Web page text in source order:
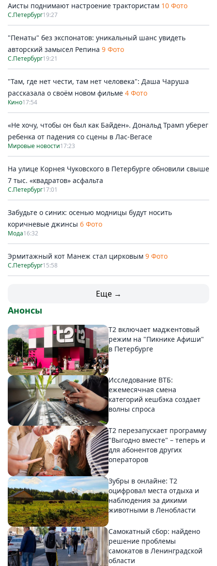
Аисты поднимают настроение трактористам 10 Фото
С.Петербург19:27
"Пенаты" без экспонатов: уникальный шанс увидеть
авторский замысел Репина 9 Фото
С.Петербург19:21
"Там, где нет чести, там нет человека": Даша Чаруша
рассказала о своём новом фильме 4 Фото
Кино17:54
«Не хочу, чтобы он был как Байден». Дональд Трамп уберег
ребенка от падения со сцены в Лас-Вегасе
Мировые новости17:23
На улице Корнея Чуковского в Петербурге обновили свыше
7 тыс. «квадратов» асфальта
С.Петербург17:01
Забудьте о синих: осенью модницы будут носить
коричневые джинсы 6 Фото
Мода16:32
Эрмитажный кот Манеж стал цирковым 9 Фото
С.Петербург15:58
Еще →
Анонсы
Т2 включает маджентовый
режим на "Пикнике Афиши"
в Петербурге
Исследование ВТБ:
ежемесячная смена
категорий кешбэка создает
волны спроса
Т2 перезапускает программу
"Выгодно вместе" – теперь и
для абонентов других
операторов
Зубры в онлайне: Т2
оцифровал места отдыха и
наблюдения за дикими
животными в Ленобласти
Самокатный сбор: найдено
решение проблемы
самокатов в Ленинградской
области